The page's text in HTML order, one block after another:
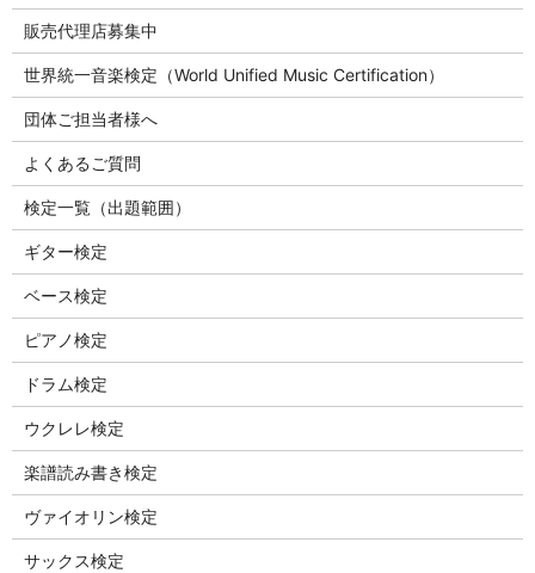
販売代理店募集中
世界統一音楽検定（World Unified Music Certification）
団体ご担当者様へ
よくあるご質問
検定一覧（出題範囲）
ギター検定
ベース検定
ピアノ検定
ドラム検定
ウクレレ検定
楽譜読み書き検定
ヴァイオリン検定
サックス検定